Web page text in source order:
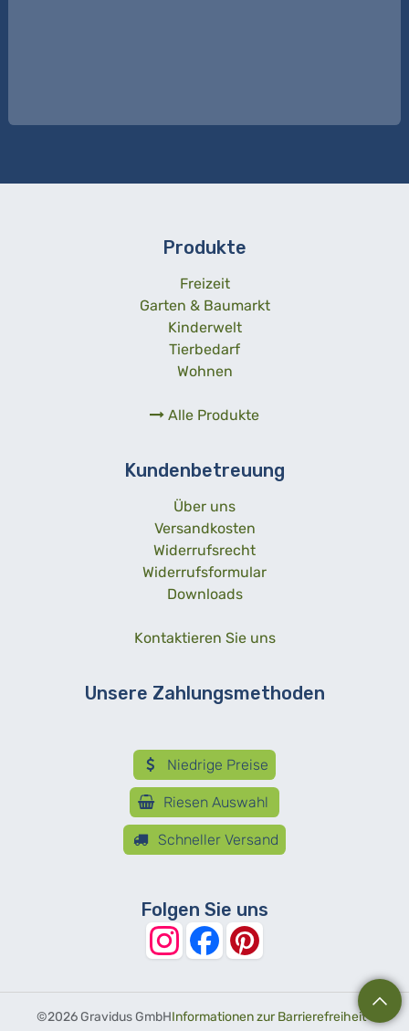
Produkte
Freizeit
Garten & Baumarkt
Kinderwelt
Tierbedarf
Wohnen
Alle Produkte
Kundenbetreuung
Über uns
Versandkosten
Widerrufsrecht
Widerrufsformular
Downloads
Kontaktieren Sie uns
Unsere Zahlungsmethoden
Niedrige Preise
Riesen Auswahl
Schneller Versand
Folgen Sie uns
©2026 Gravidus GmbHInformationen zur Barrierefreiheit-